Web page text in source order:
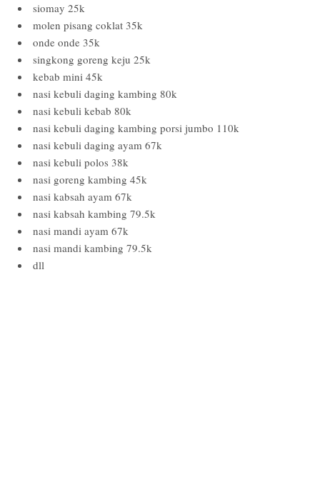
siomay 25k
molen pisang coklat 35k
onde onde 35k
singkong goreng keju 25k
kebab mini 45k
nasi kebuli daging kambing 80k
nasi kebuli kebab 80k
nasi kebuli daging kambing porsi jumbo 110k
nasi kebuli daging ayam 67k
nasi kebuli polos 38k
nasi goreng kambing 45k
nasi kabsah ayam 67k
nasi kabsah kambing 79.5k
nasi mandi ayam 67k
nasi mandi kambing 79.5k
dll